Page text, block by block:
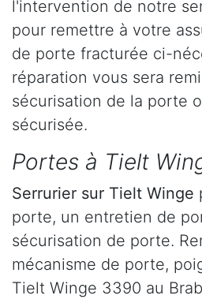
l'intervention de notre
pour remettre à votre
de porte fracturée ci-
réparation vous sera
sécurisation de la porte
sécurisée.
Portes à Tielt
Serrurier sur Tielt Winge
porte, un entretien de
sécurisation de porte.
mécanisme de porte,
Tielt Winge 3390 au